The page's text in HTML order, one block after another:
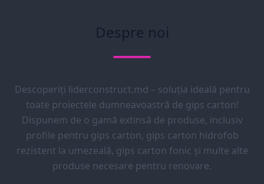
Despre noi
Descoperiți liderconstruct.md – soluția ideală pentru
toate proiectele dumneavoastră de gips carton!
Dispunem de o gamă extinsă de produse, inclusiv
profile pentru gips carton, gips carton hidrofob
rezistent la umezeală, gips carton fonic și multe alte
produse necesare pentru renovare.